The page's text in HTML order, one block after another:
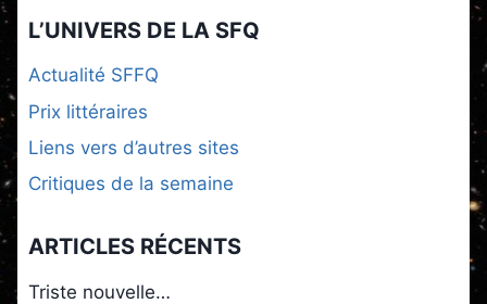
L’UNIVERS DE LA SFQ
Actualité SFFQ
Prix littéraires
Liens vers d’autres sites
Critiques de la semaine
ARTICLES RÉCENTS
Triste nouvelle…